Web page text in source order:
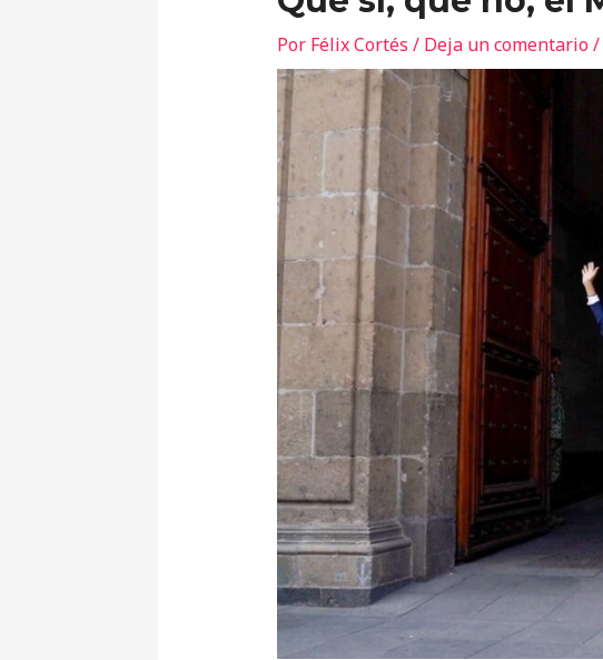
Por Félix Cortés / Deja un comentario/